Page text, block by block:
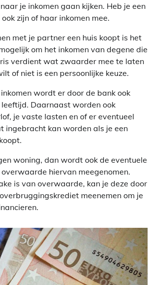
je inkomen gaan kijken. Heb je een
zijn of haar inkomen mee.
met je partner een huis koopt is het
om het inkomen van degene die
verdient wat zwaarder mee te laten
of niet is een persoonlijke keuze.
wordt er door de bank ook
Daarnaast worden ook
je vaste lasten en of er eventueel
ingebracht kan worden als je een
woning, dan wordt ook de eventuele
hiervan meegenomen.
is van overwaarde, kan je deze door
meenemen om je